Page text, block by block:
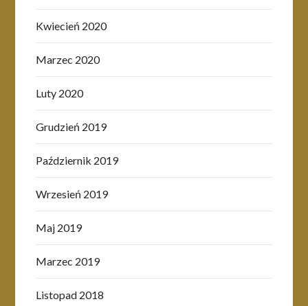
Kwiecień 2020
Marzec 2020
Luty 2020
Grudzień 2019
Październik 2019
Wrzesień 2019
Maj 2019
Marzec 2019
Listopad 2018